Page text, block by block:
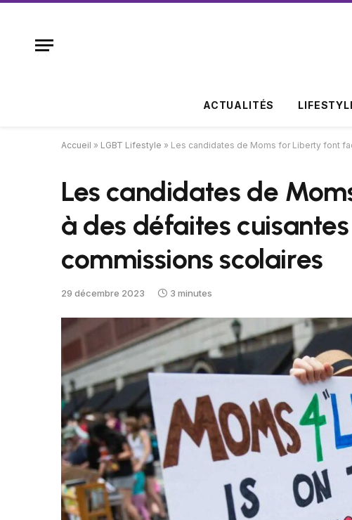
ACTUALITÉS
Accueil » LGBT Lifestyle » Les candidates de Moms for Liberty font
Les candidates de
à des défaites
commissions scolaires
29 décembre 2023 3 minutes